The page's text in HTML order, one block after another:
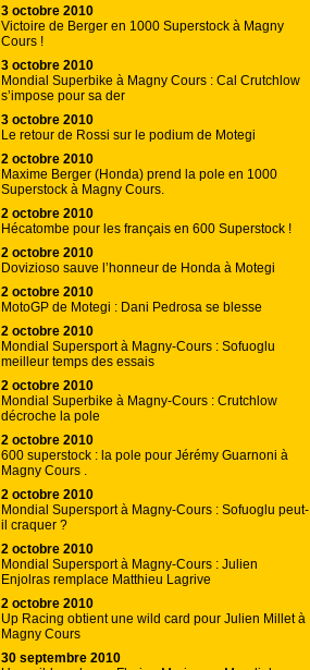
3 octobre 2010
Victoire de Berger en 1000 Superstock à Magny
Cours !
3 octobre 2010
Mondial Superbike à Magny Cours : Cal Crutchlow
s’impose pour sa der
3 octobre 2010
Le retour de Rossi sur le podium de Motegi
2 octobre 2010
Maxime Berger (Honda) prend la pole en 1000
Superstock à Magny Cours.
2 octobre 2010
Hécatombe pour les français en 600 Superstock !
2 octobre 2010
Dovizioso sauve l’honneur de Honda à Motegi
2 octobre 2010
MotoGP de Motegi : Dani Pedrosa se blesse
2 octobre 2010
Mondial Supersport à Magny-Cours : Sofuoglu
meilleur temps des essais
2 octobre 2010
Mondial Superbike à Magny-Cours : Crutchlow
décroche la pole
2 octobre 2010
600 superstock : la pole pour Jérémy Guarnoni à
Magny Cours .
2 octobre 2010
Mondial Supersport à Magny-Cours : Sofuoglu peut-
il craquer ?
2 octobre 2010
Mondial Supersport à Magny-Cours : Julien
Enjolras remplace Matthieu Lagrive
2 octobre 2010
Up Racing obtient une wild card pour Julien Millet à
Magny Cours
30 septembre 2010